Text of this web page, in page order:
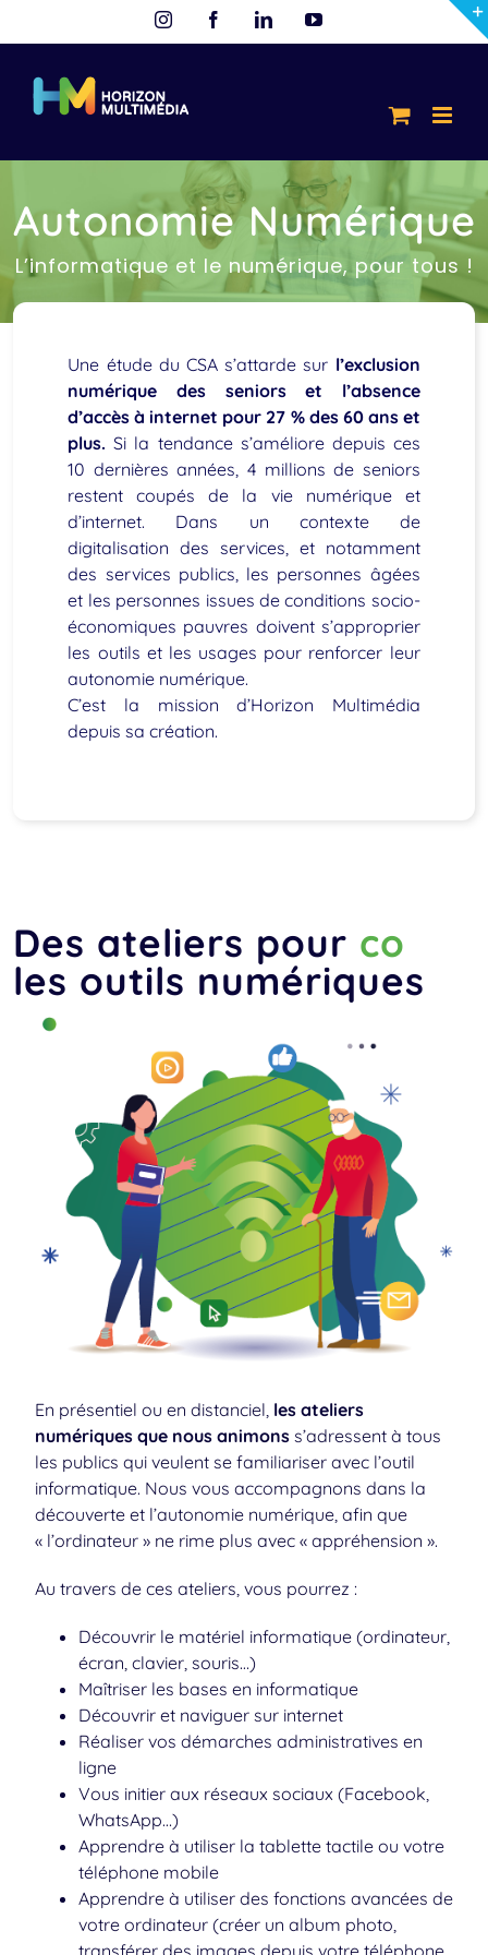
InstagramFacebookLinkedInYouTube
Autonomie Numérique
L’informatique et le numérique, pour tous !
Une étude du CSA s’attarde sur l’exclusion
numérique des seniors et l’absence
d’accès à internet pour 27 % des 60 ans et
plus. Si la tendance s’améliore depuis ces
10 dernières années, 4 millions de seniors
restent coupés de la vie numérique et
d’internet. Dans un contexte de
digitalisation des services, et notamment
des services publics, les personnes âgées
et les personnes issues de conditions socio-
économiques pauvres doivent s’approprier
les outils et les usages pour renforcer leur
autonomie numérique.
C’est la mission d’Horizon Multimédia
depuis sa création.
Des ateliers pour
les outils
numériques
En présentiel ou en distanciel,les ateliers
numériques que nous animonss’adressent à tous
les publics qui veulent se familiariser avec l’outil
informatique. Nous vous accompagnons dans la
découverte et l’autonomie numérique, afin que
« l’ordinateur » ne rime plus avec « appréhension ».
Au travers de ces ateliers, vous pourrez :
Découvrir le matériel informatique (ordinateur,
écran, clavier, souris…)
Maîtriser les bases en informatique
Découvrir et naviguer sur internet
Réaliser vos démarches administratives en
ligne
Vous initier aux réseaux sociaux (Facebook,
WhatsApp…)
Apprendre à utiliser la tablette tactile ou votre
téléphone mobile
Apprendre à utiliser des fonctions avancées de